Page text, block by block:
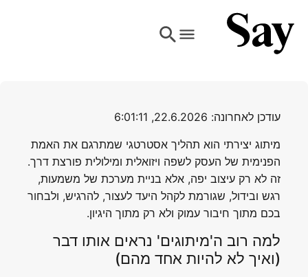
עודכן לאחרונה: 22.6.2026, 6:01:11
מיתוג יצירתי הוא תהליך אסטרטגי שמתרגם את האמת
הפנימית של העסק לשפה ויזואלית ומילולית פורצת דרך.
זה לא רק עיצוב יפה, אלא בניית מערכת של משמעות,
רגש ובידול, שגורמת לקהל היעד לעצור, להרגיש, ולבחור
בכם מתוך חיבור עמוק ולא רק מתוך היגיון.
למה רוב ה'מיתוגים' נראים אותו דבר
(ואיך לא להיות אחד מהם)